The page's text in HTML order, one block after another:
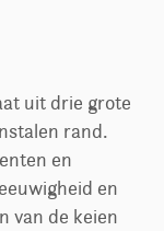
uit drie grote
rand.
en
en
van de keien